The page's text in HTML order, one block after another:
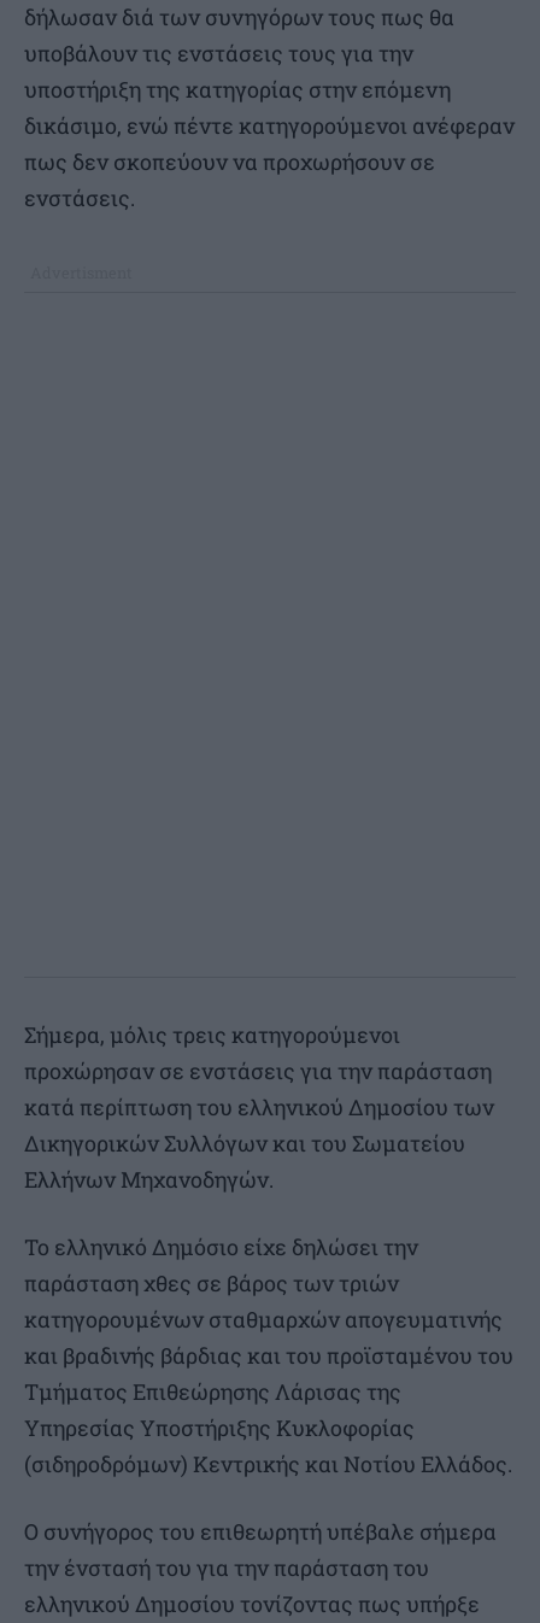
δήλωσαν διά των συνηγόρων τους πως θα
υποβάλουν τις ενστάσεις τους για την
υποστήριξη της κατηγορίας στην επόμενη
δικάσιμο, ενώ πέντε κατηγορούμενοι ανέφεραν
πως δεν σκοπεύουν να προχωρήσουν σε
ενστάσεις.
Σήμερα, μόλις τρεις κατηγορούμενοι
προχώρησαν σε ενστάσεις για την παράσταση
κατά περίπτωση του ελληνικού Δημοσίου των
Δικηγορικών Συλλόγων και του Σωματείου
Ελλήνων Μηχανοδηγών.
Το ελληνικό Δημόσιο είχε δηλώσει την
παράσταση χθες σε βάρος των τριών
κατηγορουμένων σταθμαρχών απογευματινής
και βραδινής βάρδιας και του προϊσταμένου του
Τμήματος Επιθεώρησης Λάρισας της
Υπηρεσίας Υποστήριξης Κυκλοφορίας
(σιδηροδρόμων) Κεντρικής και Νοτίου Ελλάδος.
Ο συνήγορος του επιθεωρητή υπέβαλε σήμερα
την ένστασή του για την παράσταση του
ελληνικού Δημοσίου τονίζοντας πως υπήρξε